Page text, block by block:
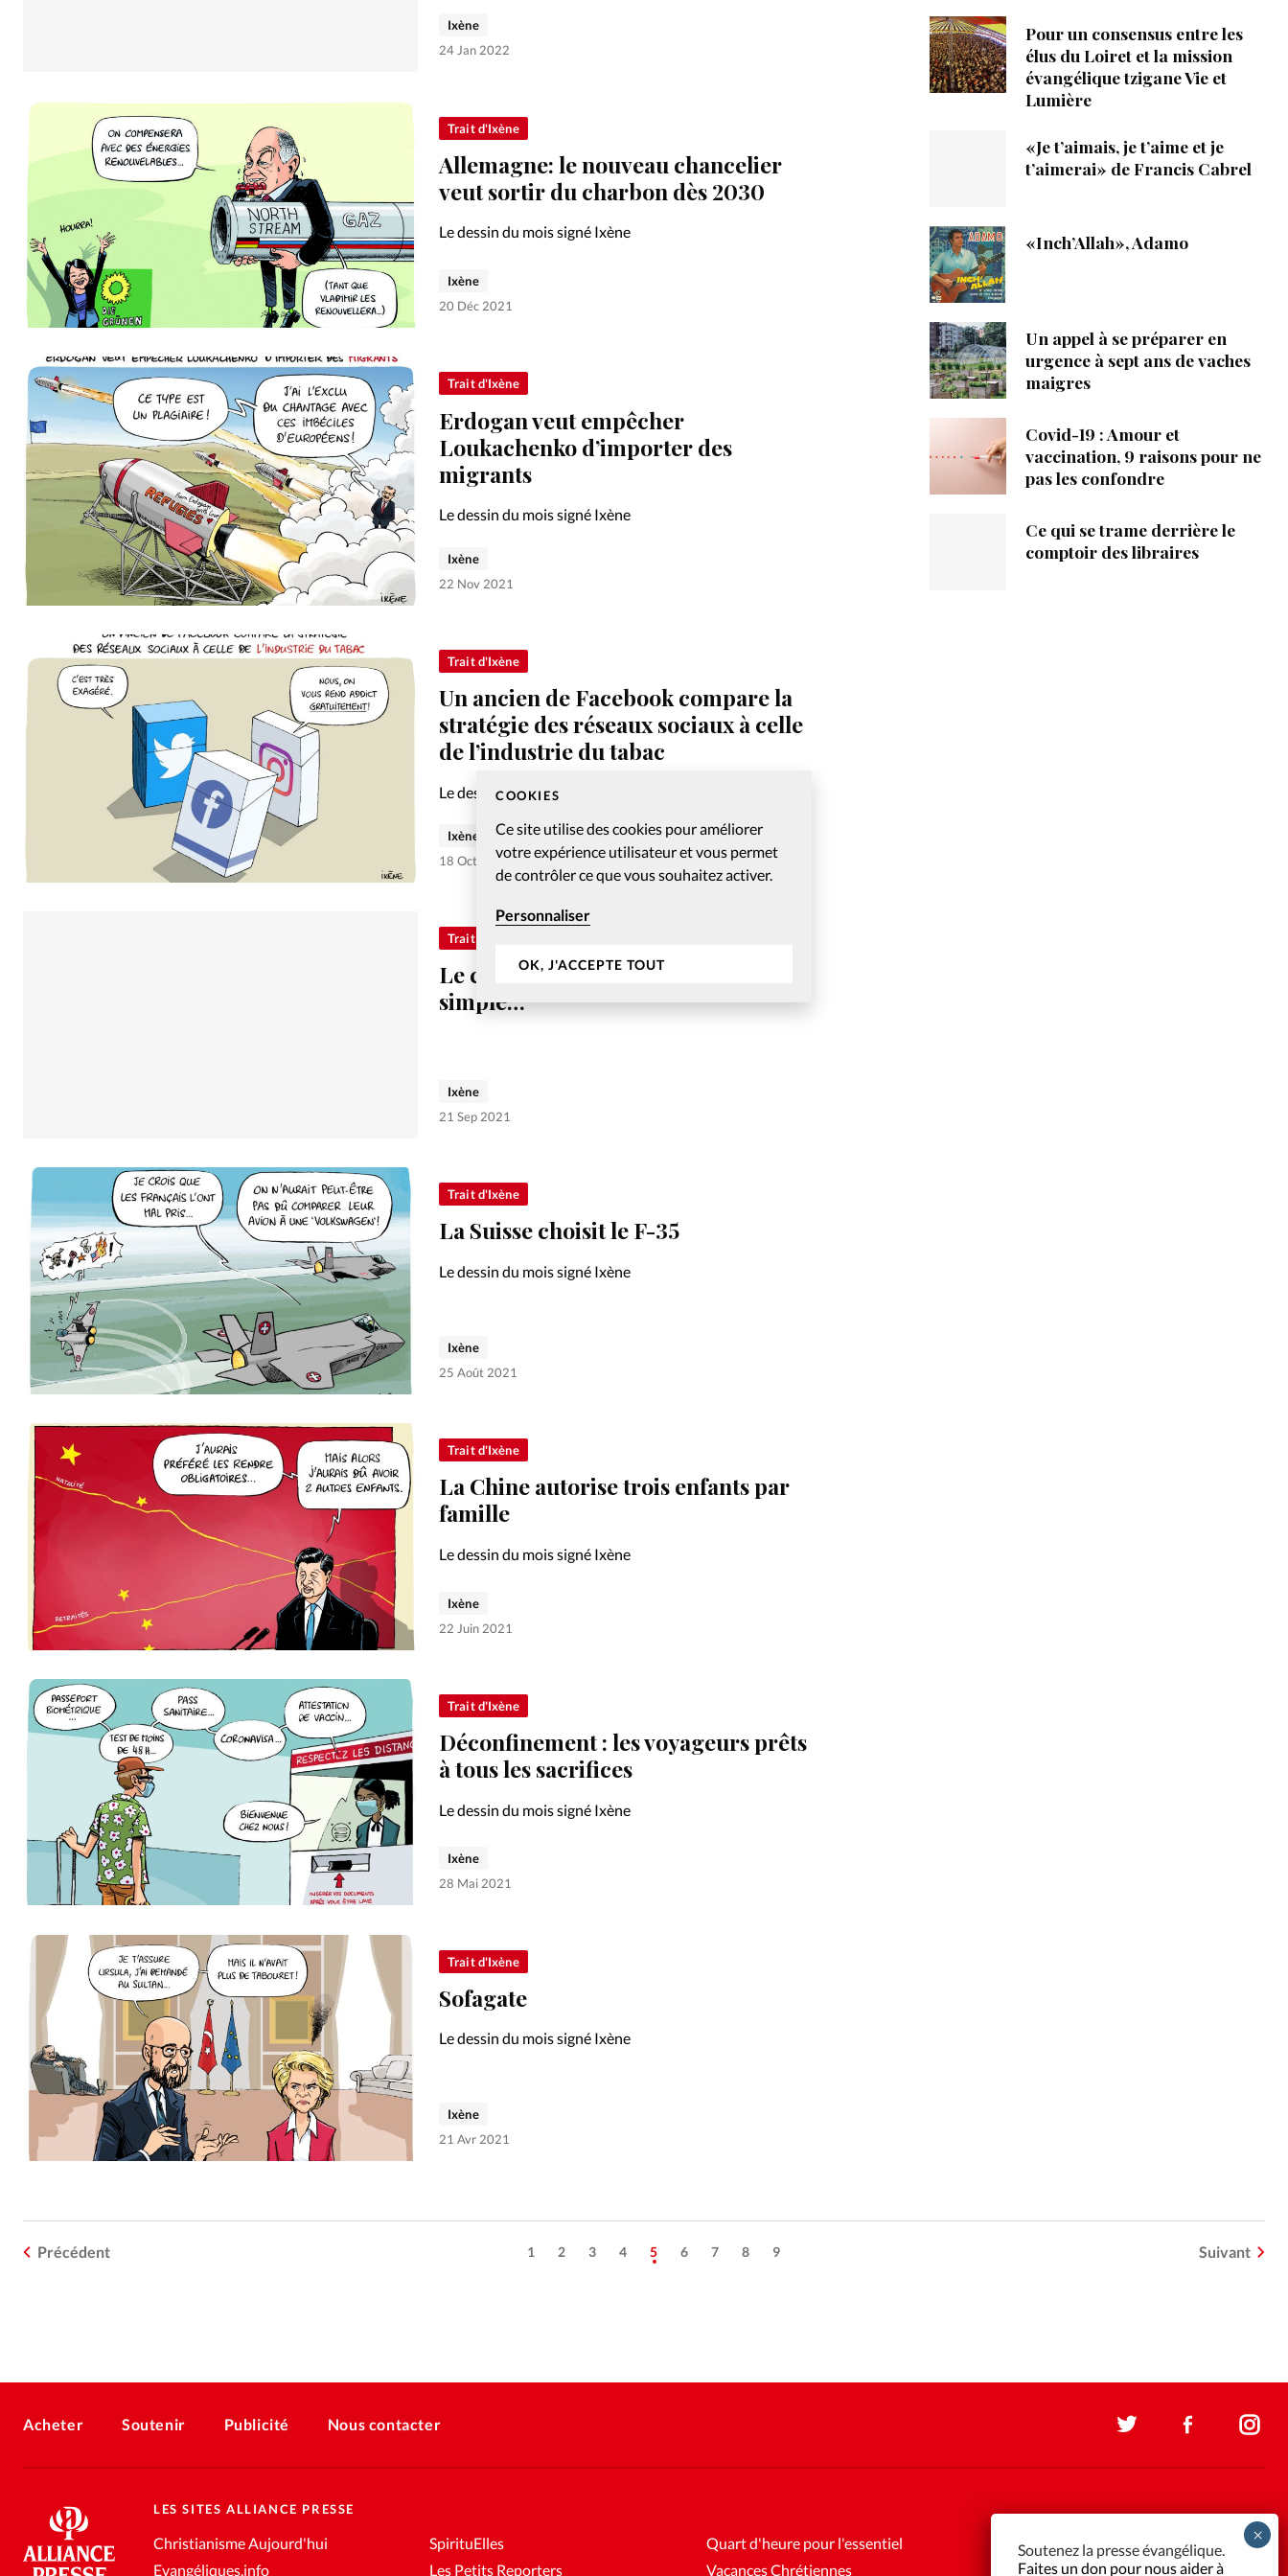
COOKIES
Ce site utilise des cookies pour améliorer
votre expérience utilisateur et vous permet
de contrôler ce que vous souhaitez activer.
Personnaliser
OK, J'ACCEPTE TOUT
Ixène
24 Jan 2022
Trait d'Ixène
Allemagne: le nouveau chancelier
veut sortir du charbon dès 2030
Le dessin du mois signé Ixène
Ixène
20 Déc 2021
Trait d'Ixène
Erdogan veut empêcher
Loukachenko d’importer des
migrants
Le dessin du mois signé Ixène
Ixène
22 Nov 2021
Trait d'Ixène
Un ancien de Facebook compare la
stratégie des réseaux sociaux à celle
de l’industrie du tabac
Le dessin du mois signé Ixène
Ixène
18 Oct 2021
Trait d'Ixène
Le changement en entreprise, pas si
simple…
Ixène
21 Sep 2021
Trait d'Ixène
La Suisse choisit le F-35
Le dessin du mois signé Ixène
Ixène
25 Août 2021
Trait d'Ixène
La Chine autorise trois enfants par
famille
Le dessin du mois signé Ixène
Ixène
22 Juin 2021
Trait d'Ixène
Déconfinement : les voyageurs prêts
à tous les sacrifices
Le dessin du mois signé Ixène
Ixène
28 Mai 2021
Trait d'Ixène
Sofagate
Le dessin du mois signé Ixène
Ixène
21 Avr 2021
Précédent 1 2 3 4 5 6 7 8 9 Suivant
Pour un consensus entre les
élus du Loiret et la mission
évangélique tzigane Vie et
Lumière
«Je t’aimais, je t’aime et je
t’aimerai» de Francis Cabrel
«Inch’Allah», Adamo
Un appel à se préparer en
urgence à sept ans de vaches
maigres
Covid-19 : Amour et
vaccination, 9 raisons pour ne
pas les confondre
Ce qui se trame derrière le
comptoir des libraires
Acheter Soutenir Publicité Nous contacter
LES SITES ALLIANCE PRESSE
Christianisme Aujourd'hui
Evangéliques.info
SpirituElles
Les Petits Reporters
Quart d'heure pour l'essentiel
Vacances Chrétiennes
Soutenez la presse évangélique.
Faites un don pour nous aider à